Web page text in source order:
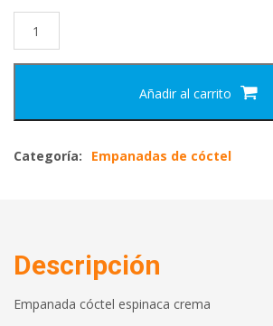
Añadir al carrito
Categoría: Empanadas de cóctel
Descripción
Empanada cóctel espinaca crema